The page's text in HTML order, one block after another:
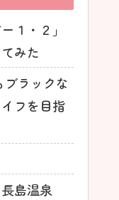
１・２」
みた
ラックな
フを目指
島温泉